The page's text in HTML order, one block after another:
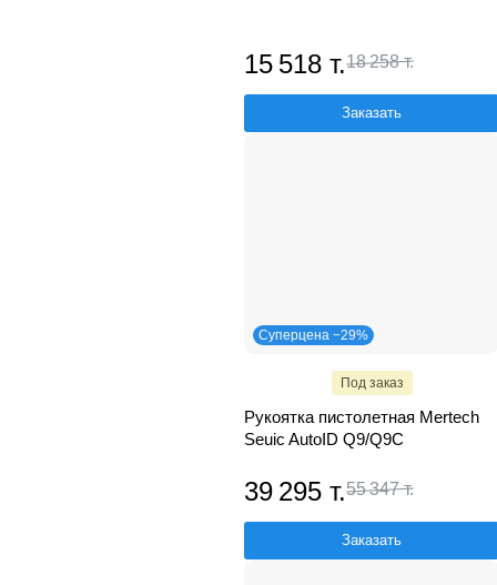
15 518 т.18 258 т.
Заказать
Суперцена −29%
Под заказ
Рукоятка пистолетная Mertech
Seuic AutoID Q9/Q9C
39 295 т.55 347 т.
Заказать